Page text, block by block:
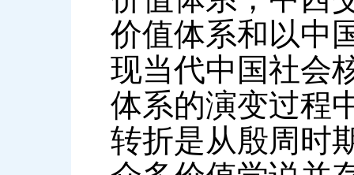
价值体系和以中
现当代中国社会
体系的演变过程
转折是从殷周时